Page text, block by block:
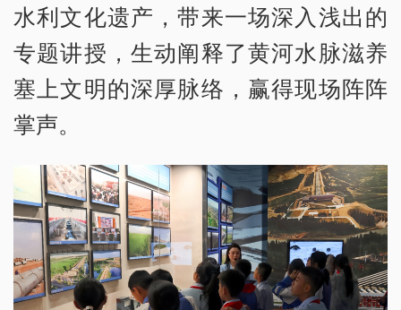
水利文化遗产，带来一场深入浅出的
专题讲授，生动阐释了黄河水脉滋养
塞上文明的深厚脉络，赢得现场阵阵
掌声。